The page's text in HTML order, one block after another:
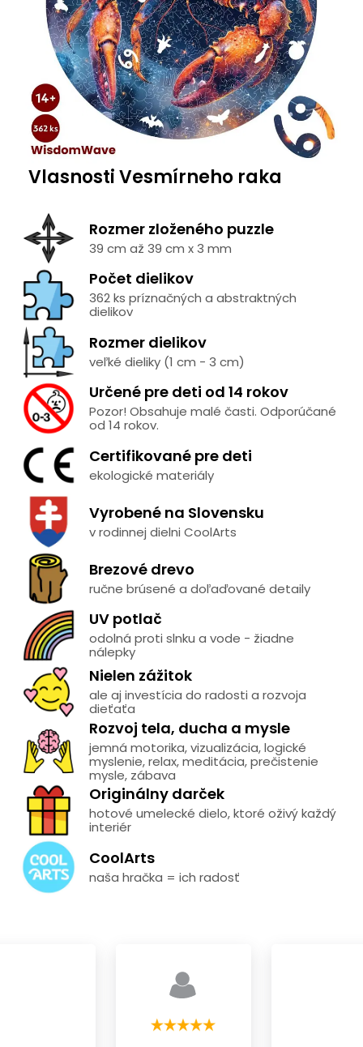
Vlasnosti Vesmírneho raka
Rozmer zloženého puzzle
39 cm až 39 cm x 3 mm
Počet dielikov
362 ks príznačných a abstraktných
dielikov
Rozmer dielikov
veľké dieliky (1 cm - 3 cm)
Určené pre deti od 14 rokov
Pozor! Obsahuje malé časti. Odporúčané
od 14 rokov.
Certifikované pre deti
ekologické materiály
Vyrobené na Slovensku
v rodinnej dielni CoolArts
Brezové drevo
ručne brúsené a doľaďované detaily
UV potlač
odolná proti slnku a vode - žiadne
nálepky
Nielen zážitok
ale aj investícia do radosti a rozvoja
dieťaťa
Rozvoj tela, ducha a mysle
jemná motorika, vizualizácia, logické
myslenie, relax, meditácia, prečistenie
mysle, zábava
Originálny darček
hotové umelecké dielo, ktoré oživý každý
interiér
CoolArts
naša hračka = ich radosť